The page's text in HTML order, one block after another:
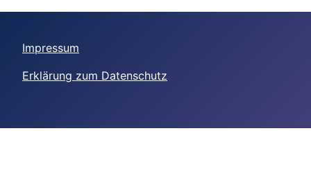
Impressum
Erklärung zum Datenschutz